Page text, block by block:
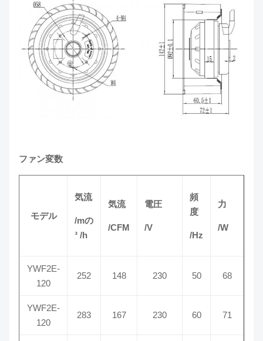
ファン変数
モデル
気流
/mの
³ /h
気流
/CFM
電圧
/V
頻
度
/Hz
力
/W
YWF2E-
120
252 148 230 50 68
YWF2E-
120
283 167 230 60 71